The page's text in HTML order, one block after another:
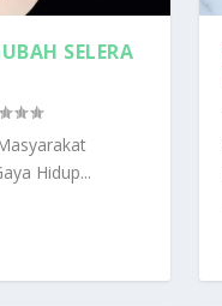
SELERA
Hidup...